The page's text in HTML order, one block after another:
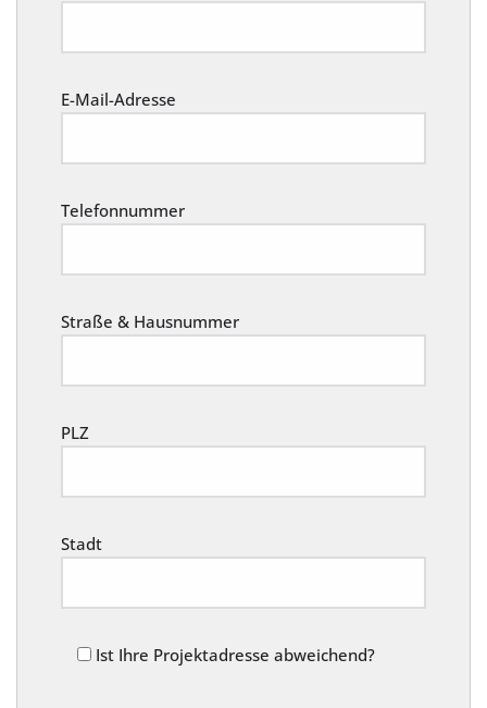
E-Mail-Adresse
Telefonnummer
Straße & Hausnummer
PLZ
Stadt
Ist Ihre Projektadresse abweichend?